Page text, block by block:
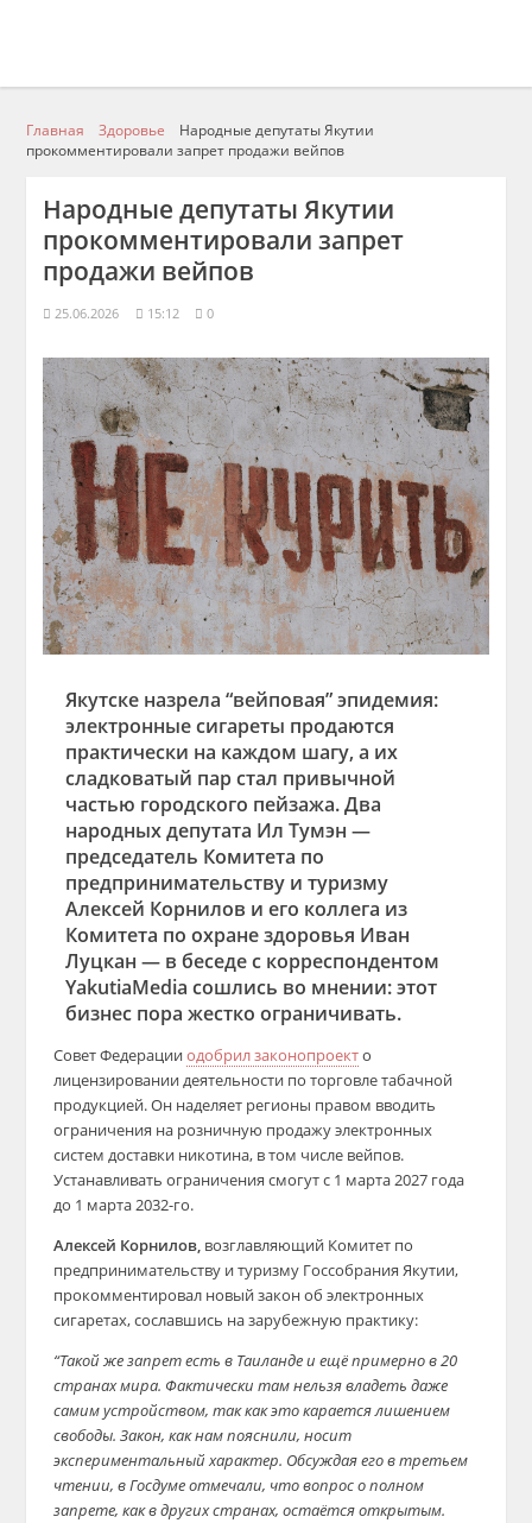
Главная Здоровье
Народные депутаты Якутии
прокомментировали запрет продажи вейпов
Народные депутаты Якутии
прокомментировали запрет
продажи вейпов
25.06.2026 15:12 0
Якутске назрела “вейповая” эпидемия:
электронные сигареты продаются
практически на каждом шагу, а их
сладковатый пар стал привычной
частью городского пейзажа. Два
народных депутата Ил Тумэн —
председатель Комитета по
предпринимательству и туризму
Алексей Корнилов и его коллега из
Комитета по охране здоровья Иван
Луцкан — в беседе с корреспондентом
YakutiaMedia сошлись во мнении: этот
бизнес пора жестко ограничивать.
Совет Федерацииодобрил законопроекто
лицензировании деятельности по торговле табачной
продукцией. Он наделяет регионы правом вводить
ограничения на розничную продажу электронных
систем доставки никотина, в том числе вейпов.
Устанавливать ограничения смогут с 1 марта 2027 года
до 1 марта 2032-го.
Алексей Корнилов,возглавляющий Комитет по
предпринимательству и туризму Госсобрания Якутии,
прокомментировал новый закон об электронных
сигаретах, сославшись на зарубежную практику:
“Такой же запрет есть в Таиланде и ещё примерно в 20
странах мира. Фактически там нельзя владеть даже
самим устройством, так как это карается лишением
свободы. Закон, как нам пояснили, носит
экспериментальный характер. Обсуждая его в третьем
чтении, в Госдуме отмечали, что вопрос о полном
запрете, как в других странах, остаётся открытым.